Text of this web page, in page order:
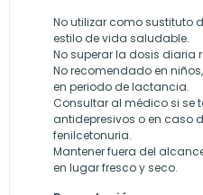
No utilizar como sustituto
estilo de vida saludable.
No superar la dosis diaria
No recomendado en
en periodo de lactancia.
Consultar al médico si se
antidepresivos o en caso
fenilcetonuria.
Mantener fuera del
en lugar fresco y seco.